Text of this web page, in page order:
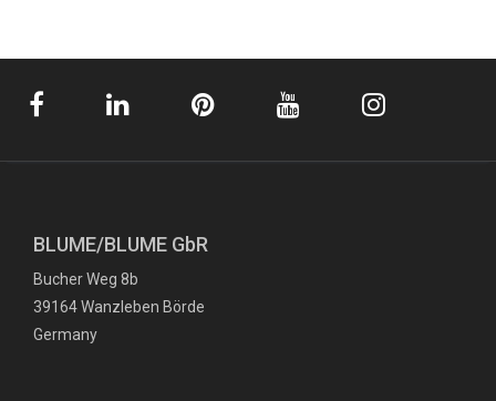
BLUME/BLUME GbR
Bucher Weg 8b
39164 Wanzleben Börde
Germany